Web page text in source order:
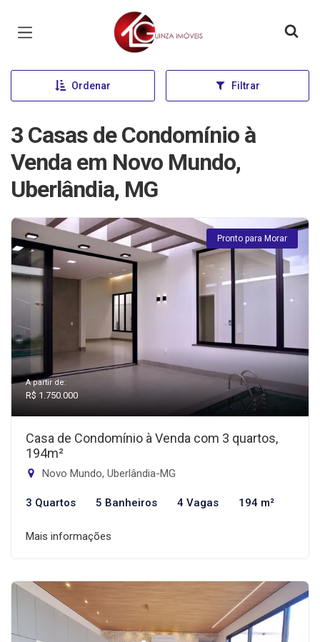
Página inicial
Ordenar Filtrar
3 Casas de Condomínio à
Venda em Novo Mundo,
Uberlândia, MG
Pronto para Morar
A partir de:
R$ 1.750.000
Casa de Condomínio à Venda com 3 quartos,
194m²
Novo Mundo, Uberlândia-MG
3 Quartos 5 Banheiros 4 Vagas 194 m²
Mais informações